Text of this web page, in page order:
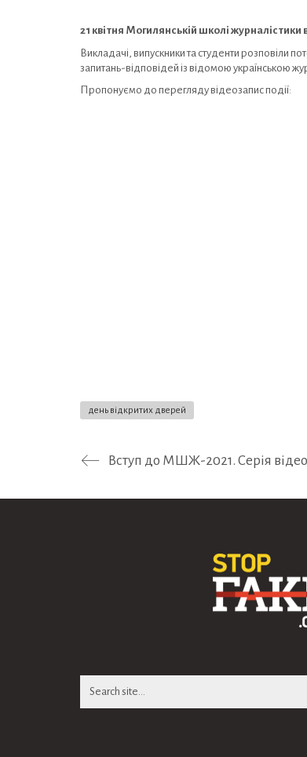
21 квітня Могилянській школі
Викладачі, випускники та студенти розповіли
запитань-відповідей із відомою українською
Пропонуємо до перегляду відеозапис події:
день відкритих дверей
for: